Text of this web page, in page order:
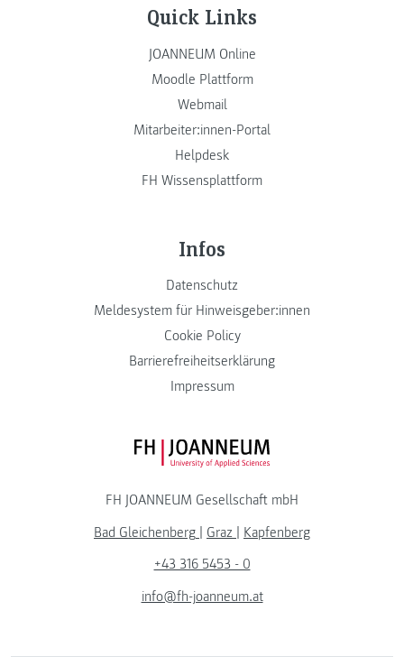
Quick Links
JOANNEUM Online
Moodle Plattform
Webmail
Mitarbeiter:innen-Portal
Helpdesk
FH Wissensplattform
Infos
Datenschutz
Meldesystem für Hinweisgeber:innen
Cookie Policy
Barrierefreiheitserklärung
Impressum
FH JOANNEUM Logo
FH JOANNEUM Gesellschaft mbH
Bad Gleichenberg | Graz | Kapfenberg
+43 316 5453 - 0
info@fh-joanneum.at